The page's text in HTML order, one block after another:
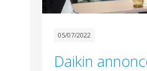
05/07/2022
Daikin